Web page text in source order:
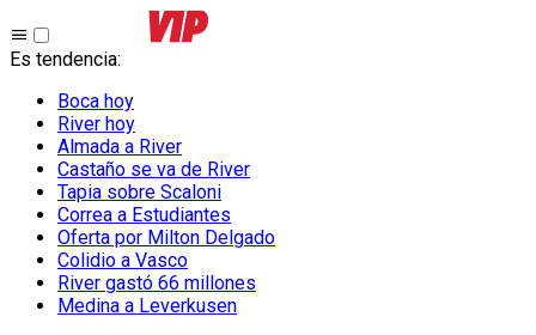
Es tendencia:
Boca hoy
River hoy
Almada a River
Castaño se va de River
Tapia sobre Scaloni
Correa a Estudiantes
Oferta por Milton Delgado
Colidio a Vasco
River gastó 66 millones
Medina a Leverkusen